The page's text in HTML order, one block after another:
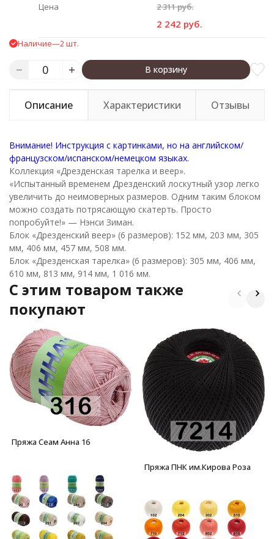
Цена 2 311 руб.
2 242 руб.
Наличие—2 шт.
В корзину
Описание Характеристики Отзывы
Внимание! Инструкция с картинками, но на английском/
французском/испанском/немецком языках.
Коллекция «Дрезденская тарелка и веер».
«Испытанный временем Дрезденский лоскутный узор легко
увеличить до неимоверных размеров. Одним таким блоком
можно создать потрясающую скатерть. Просто
попробуйте!» — Нэнси Зиман.
Блок «Дрезденский веер» (6 размеров): 152 мм, 203 мм, 305
мм, 406 мм, 457 мм, 508 мм.
Блок «Дрезденская тарелка» (6 размеров): 305 мм, 406 мм,
610 мм, 813 мм, 914 мм, 1 016 мм.
C этим товаром также
покупают
Пряжа Сеам Анна 16
Пряжа ПНК им.Кирова Роза